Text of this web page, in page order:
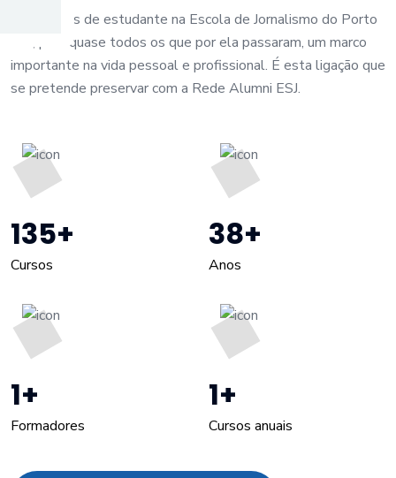
Os tempos de estudante na Escola de Jornalismo do Porto
são, para quase todos os que por ela passaram, um marco
importante na vida pessoal e profissional. É esta ligação que
se pretende preservar com a Rede Alumni ESJ.
135+
Cursos
38+
Anos
1+
Formadores
1+
Cursos anuais